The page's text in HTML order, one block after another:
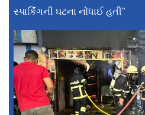
સ્પાર્કિંગની ઘટના નોંધાઈ હતી"